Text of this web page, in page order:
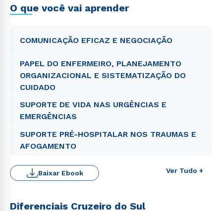
O que você vai aprender
COMUNICAÇÃO EFICAZ E NEGOCIAÇÃO
PAPEL DO ENFERMEIRO, PLANEJAMENTO
ORGANIZACIONAL E SISTEMATIZAÇÃO DO
CUIDADO
SUPORTE DE VIDA NAS URGÊNCIAS E
EMERGÊNCIAS
SUPORTE PRÉ-HOSPITALAR NOS TRAUMAS E
AFOGAMENTO
Ver Tudo +
Baixar Ebook
Diferenciais Cruzeiro do Sul